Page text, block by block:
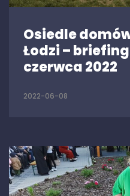
Osiedle
Łodzi –
czerwca 2022
2022-06-08